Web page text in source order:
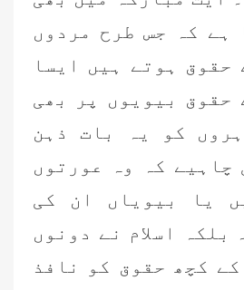
ہے کہ جس طرح مردوں
حقوق ہوتے ہیں ایسا
حقوق بیویوں پر بھی
کو یہ بات ذہن
چاہیے کہ وہ عورتوں
یا بیویاں ان کی
بلکہ اسلام نے دونوں
کچھ حقوق کو نافذ